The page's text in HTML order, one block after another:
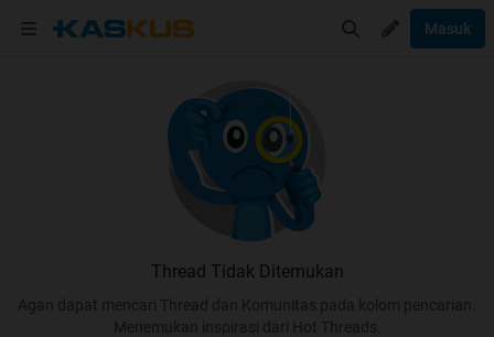
Masuk
Thread Tidak Ditemukan
Agan dapat mencari Thread dan Komunitas pada kolom pencarian.
Menemukan inspirasi dari Hot Threads.